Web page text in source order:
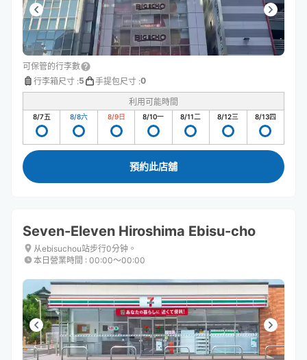
可保管的行李數
行李箱尺寸 :5 手提包尺寸 :0
利用可能時間
8/7五 8/8六 8/9日 8/10一 8/11二 8/12三 8/13四
預約此店舖
Seven-Eleven Hiroshima Ebisu-cho
从ebisuchou站步行0分钟。
本日營業時間 : 00:00〜00:00